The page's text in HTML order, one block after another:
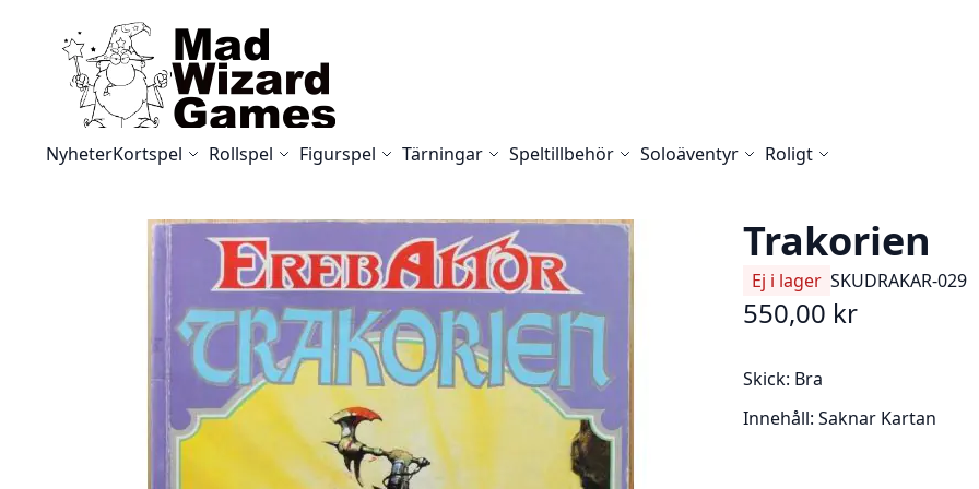
Skip to Content
NyheterKortspel Rollspel Figurspel Tärningar Speltillbehör Soloäventyr Roligt
Trakorien
Ej i lager SKUDRAKAR-029
550,00 kr
Skick: Bra
Innehåll: Saknar Kartan